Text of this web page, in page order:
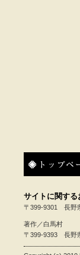
サイトに関す
〒399-9301 長野
著作／白馬村
〒399-9393 長野